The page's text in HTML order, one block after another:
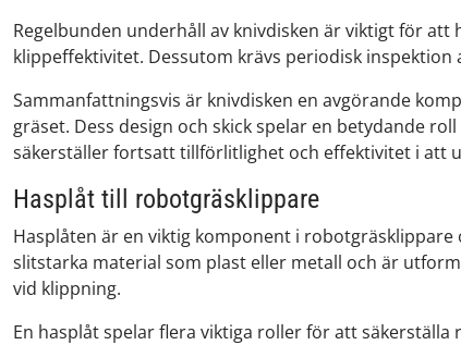
Regelbunden underhåll av knivdisken är viktigt för
klippeffektivitet. Dessutom krävs periodisk
Sammanfattningsvis är knivdisken en avgörande
gräset. Dess design och skick spelar en betydande
säkerställer fortsatt tillförlitlighet och effektivitet i att
Hasplåt till robotgräsklippare
Hasplåten är en viktig komponent i
slitstarka material som plast eller metall och är
vid klippning.
En hasplåt spelar flera viktiga roller för att